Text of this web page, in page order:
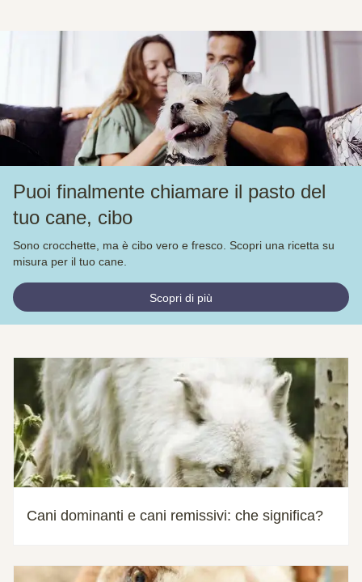
Puoi finalmente chiamare il pasto del
tuo cane, cibo
Sono crocchette, ma è cibo vero e fresco. Scopri una ricetta su
misura per il tuo cane.
Scopri di più
Cani dominanti e cani remissivi: che significa?